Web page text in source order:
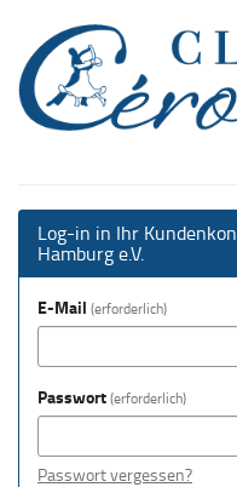
Haupt-
Inhalt
springen
Club
Ceronne
im
ETV
Hamburg
e.V.
Log-in in Ihr
Hamburg e.V.
E-Mail erforderlich
Passwort erforderlich
Passwort vergessen?